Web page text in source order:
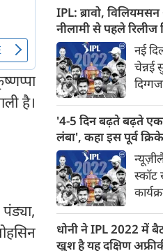
है।
से
लीग
पांच
खोल
हार
बरकरार है।
अगुआई
स्कोर
बना
चौके,
IPL: ब्रावो,
नीलामी से पहले रिलीज
नई
चेन्नई
संबंध
पहले
'4-5 दिन बढ़ते बढ़ते एक
लंबा', कहा इस पूर्व
स्कॉट
2.5
समर्थन किया
धोनी ने IPL 2022 में
खुश है यह दक्षिण